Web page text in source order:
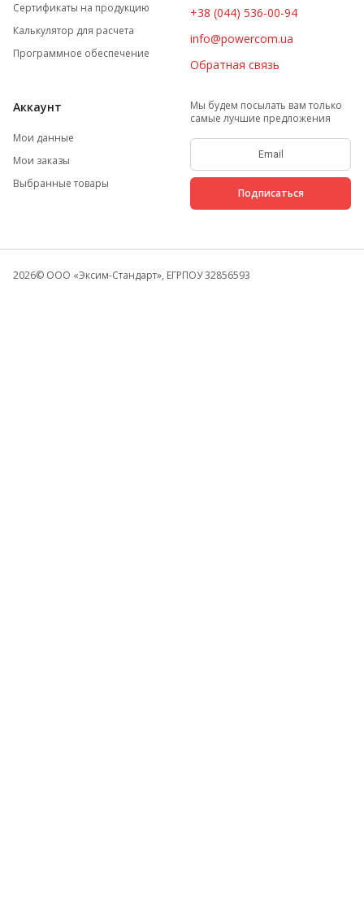
Сертификаты на продукцию
Калькулятор для расчета
Программное обеспечение
+38 (044) 536-00-94
info@powercom.ua
Обратная связь
Аккаунт
Мои данные
Мои заказы
Выбранные товары
Мы будем посылать вам только
самые лучшие предложения
Подписаться
2026© ООО «Эксим-Стандарт», ЕГРПОУ 32856593